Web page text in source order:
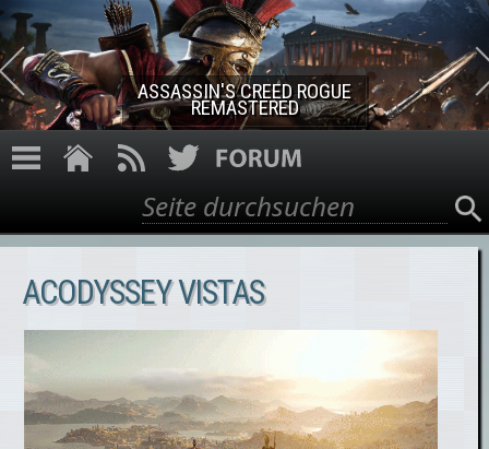
Direkt zum Inhalt
ASSASSIN'S CREED ROGUE
REMASTERED
Suchformular
Suche
ACODYSSEY VISTAS